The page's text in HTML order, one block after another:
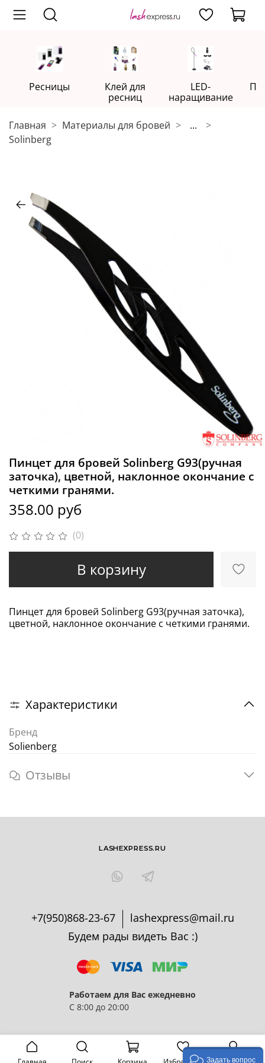
Ресницы
Клей для
ресниц
LED-
наращивание
Главная Материалы для бровей
...
Solinberg
(0)
Пинцет для бровей Solinberg G93(ручная
заточка), цветной, наклонное окончание с
четкими гранями.
358.00 руб
В корзину
Пинцет для бровей Solinberg G93(ручная заточка),
цветной, наклонное окончание с четкими гранями.
Характеристики
Бренд
Solienberg
Отзывы
+7(950)868-23-67
lashexpress@mail.ru
Будем рады видеть Вас :)
LASHEXPRESS.RU
Работаем для Вас ежедневно
С 8:00 до 20:00
Задать вопрос